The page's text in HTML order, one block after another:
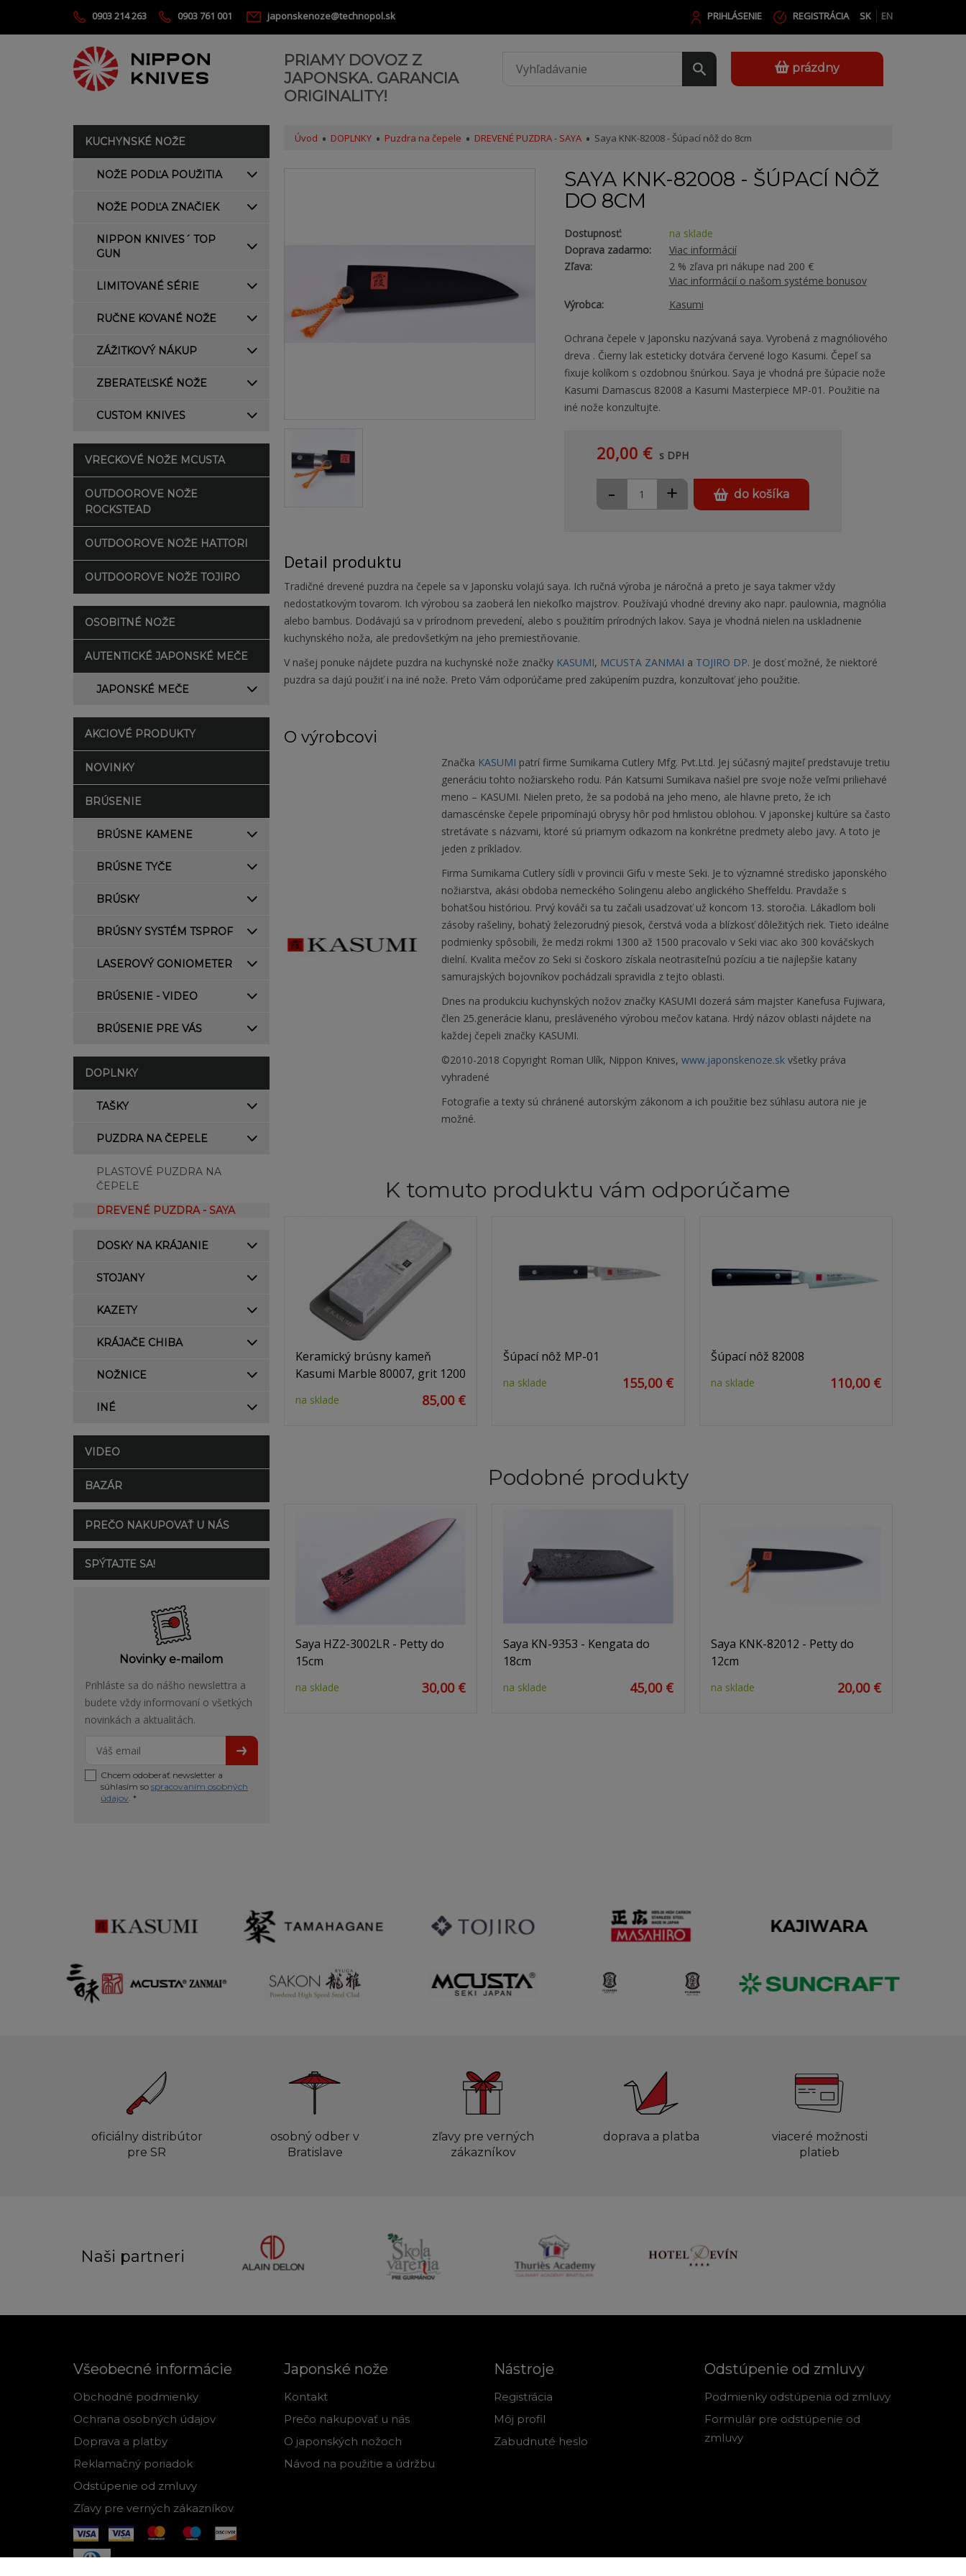
0903 214 263 0903 761 001 japonskenoze@technopol.sk SK EN
PRIHLÁSENIE REGISTRÁCIA
PRIAMY DOVOZ Z
JAPONSKA. GARANCIA
ORIGINALITY!
prázdny
KUCHYNSKÉ NOŽE
NOŽE PODĽA POUŽITIA
NOŽE PODĽA ZNAČIEK
NIPPON KNIVES´ TOP
GUN
LIMITOVANÉ SÉRIE
RUČNE KOVANÉ NOŽE
ZÁŽITKOVÝ NÁKUP
ZBERATEĽSKÉ NOŽE
CUSTOM KNIVES
VRECKOVÉ NOŽE MCUSTA
OUTDOOROVE NOŽE
ROCKSTEAD
OUTDOOROVE NOŽE HATTORI
OUTDOOROVE NOŽE TOJIRO
OSOBITNÉ NOŽE
AUTENTICKÉ JAPONSKÉ MEČE
JAPONSKÉ MEČE
AKCIOVÉ PRODUKTY
NOVINKY
BRÚSENIE
BRÚSNE KAMENE
BRÚSNE TYČE
BRÚSKY
BRÚSNY SYSTÉM TSPROF
LASEROVÝ GONIOMETER
BRÚSENIE - VIDEO
BRÚSENIE PRE VÁS
DOPLNKY
TAŠKY
PUZDRA NA ČEPELE
PLASTOVÉ PUZDRA NA
ČEPELE
DREVENÉ PUZDRA - SAYA
DOSKY NA KRÁJANIE
STOJANY
KAZETY
KRÁJAČE CHIBA
NOŽNICE
INÉ
VIDEO
BAZÁR
PREČO NAKUPOVAŤ U NÁS
SPÝTAJTE SA!
Novinky e-mailom
Prihláste sa do nášho newslettra a
budete vždy informovaní o všetkých
novinkách a aktualitách.
Chcem odoberať newsletter a
súhlasím so spracovaním osobných
údajov. *
Úvod DOPLNKY Puzdra na čepele DREVENÉ PUZDRA - SAYA Saya KNK-82008 - Šúpací nôž do 8cm
SAYA KNK-82008 - ŠÚPACÍ NÔŽ
DO 8CM
Dostupnosť:
na sklade
Doprava zadarmo:
Viac informácií
Zľava:
2 % zľava pri nákupe nad 200 €
Viac informácií o našom systéme bonusov
Výrobca:
Kasumi
Ochrana čepele v Japonsku nazývaná saya. Vyrobená z magnóliového
dreva . Čierny lak esteticky dotvára červené logo Kasumi. Čepeľ sa
fixuje kolíkom s ozdobnou šnúrkou. Saya je vhodná pre šúpacie nože
Kasumi Damascus 82008 a Kasumi Masterpiece MP-01. Použitie na
iné nože konzultujte.
20,00 € s DPH
+
- do košíka
Detail produktu
Tradičné drevené puzdra na čepele sa v Japonsku volajú saya. Ich ručná výroba je náročná a preto je saya takmer vždy
nedostatkovým tovarom. Ich výrobou sa zaoberá len niekoľko majstrov. Používajú vhodné dreviny ako napr. paulownia, magnólia
alebo bambus. Dodávajú sa v prírodnom prevedení, alebo s použitím prírodných lakov. Saya je vhodná nielen na uskladnenie
kuchynského noža, ale predovšetkým na jeho premiestňovanie.
V našej ponuke nájdete puzdra na kuchynské nože značky KASUMI, MCUSTA ZANMAI a TOJIRO DP. Je dosť možné, že niektoré
puzdra sa dajú použiť i na iné nože. Preto Vám odporúčame pred zakúpením puzdra, konzultovať jeho použitie.
O výrobcovi
Značka KASUMI patrí firme Sumikama Cutlery Mfg. Pvt.Ltd. Jej súčasný majiteľ predstavuje tretiu
generáciu tohto nožiarskeho rodu. Pán Katsumi Sumikava našiel pre svoje nože veľmi priliehavé
meno – KASUMI. Nielen preto, že sa podobá na jeho meno, ale hlavne preto, že ich
damascénske čepele pripomínajú obrysy hôr pod hmlistou oblohou. V japonskej kultúre sa často
stretávate s názvami, ktoré sú priamym odkazom na konkrétne predmety alebo javy. A toto je
jeden z príkladov.
Firma Sumikama Cutlery sídli v provincii Gifu v meste Seki. Je to významné stredisko japonského
nožiarstva, akási obdoba nemeckého Solingenu alebo anglického Sheffeldu. Pravdaže s
bohatšou históriou. Prvý kováči sa tu začali usadzovať už koncom 13. storočia. Lákadlom boli
zásoby rašeliny, bohatý železorudný piesok, čerstvá voda a blízkosť dôležitých riek. Tieto ideálne
podmienky spôsobili, že medzi rokmi 1300 až 1500 pracovalo v Seki viac ako 300 kováčskych
dielní. Kvalita mečov zo Seki si čoskoro získala neotrasiteľnú pozíciu a tie najlepšie katany
samurajských bojovníkov pochádzali spravidla z tejto oblasti.
Dnes na produkciu kuchynských nožov značky KASUMI dozerá sám majster Kanefusa Fujiwara,
člen 25.generácie klanu, presláveného výrobou mečov katana. Hrdý názov oblasti nájdete na
každej čepeli značky KASUMI.
©2010-2018 Copyright Roman Ulík, Nippon Knives, www.japonskenoze.skvšetky práva
vyhradené
Fotografie a texty sú chránené autorským zákonom a ich použitie bez súhlasu autora nie je
možné.
K tomuto produktu vám odporúčame
Keramický brúsny kameň
Kasumi Marble 80007, grit 1200
na sklade 85,00 €
Šúpací nôž MP-01
na sklade 155,00 €
Šúpací nôž 82008
na sklade 110,00 €
Podobné produkty
Saya HZ2-3002LR - Petty do
15cm
na sklade 30,00 €
Saya KN-9353 - Kengata do
18cm
na sklade 45,00 €
Saya KNK-82012 - Petty do
12cm
na sklade 20,00 €
oficiálny distribútor
pre SR
osobný odber v
Bratislave
zľavy pre verných
zákazníkov
doprava a platba
viaceré možnosti
platieb
Naši partneri
Všeobecné informácie
Obchodné podmienky
Ochrana osobných údajov
Doprava a platby
Reklamačný poriadok
Odstúpenie od zmluvy
Zľavy pre verných zákazníkov
Japonské nože
Kontakt
Prečo nakupovať u nás
O japonských nožoch
Návod na použitie a údržbu
Nástroje
Registrácia
Môj profil
Zabudnuté heslo
Odstúpenie od zmluvy
Podmienky odstúpenia od zmluvy
Formulár pre odstúpenie od
zmluvy